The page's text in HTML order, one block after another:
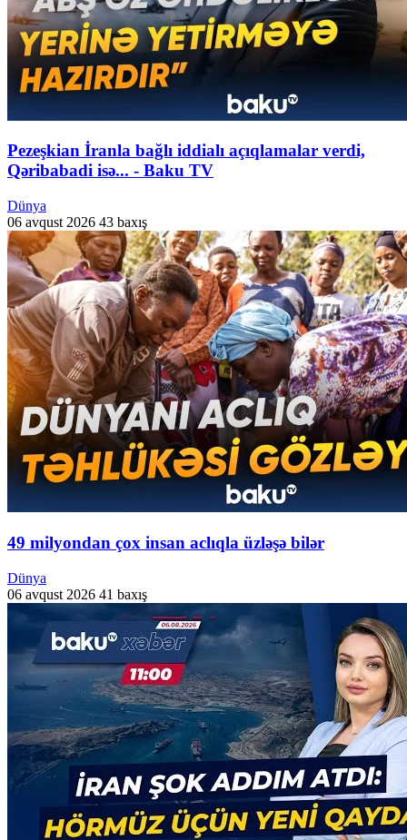
Pezeşkian İranla bağlı iddialı açıqlamalar verdi,
Qəribabadi isə... - Baku TV
Dünya
06 avqust 2026 43 baxış
49 milyondan çox insan aclıqla üzləşə bilər
Dünya
06 avqust 2026 41 baxış